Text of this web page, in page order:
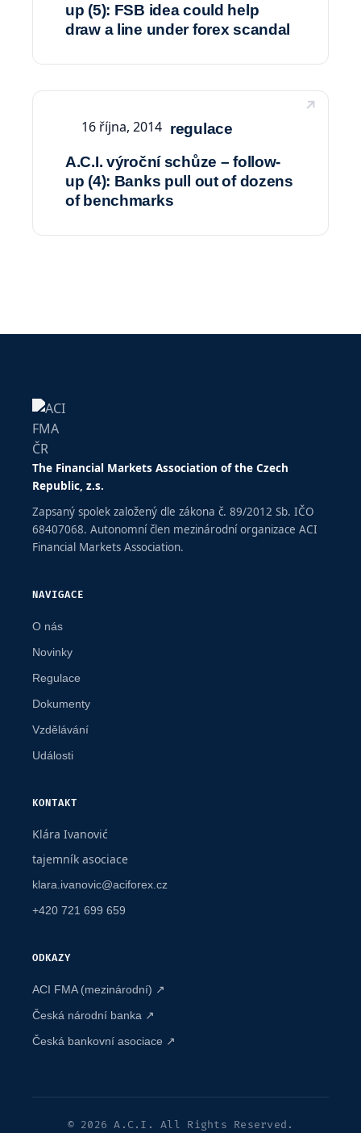
up (5): FSB idea could help
draw a line under forex scandal
16 října, 2014 regulace
A.C.I. výroční schůze – follow-
up (4): Banks pull out of dozens
of benchmarks
The Financial Markets Association of the Czech
Republic, z.s.
Zapsaný spolek založený dle zákona č. 89/2012 Sb. IČO
68407068. Autonomní člen mezinárodní organizace ACI
Financial Markets Association.
NAVIGACE
O nás
Novinky
Regulace
Dokumenty
Vzdělávání
Události
KONTAKT
Klára Ivanović
tajemník asociace
klara.ivanovic@aciforex.cz
+420 721 699 659
ODKAZY
ACI FMA (mezinárodní) ↗
Česká národní banka ↗
Česká bankovní asociace ↗
© 2026 A.C.I. All Rights Reserved.